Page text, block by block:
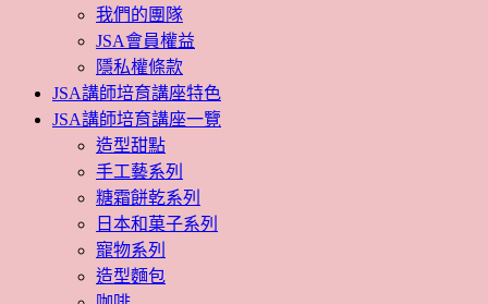
我們的團隊
JSA會員權益
隱私權條款
JSA講師培育講座特色
JSA講師培育講座一覽
造型甜點
手工藝系列
糖霜餅乾系列
日本和菓子系列
寵物系列
造型麵包